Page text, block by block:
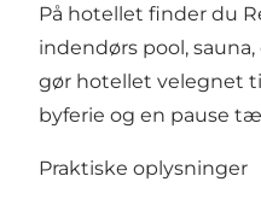
På hotellet finder du
indendørs pool,
gør hotellet velegnet
byferie og en pause
Praktiske oplysninger